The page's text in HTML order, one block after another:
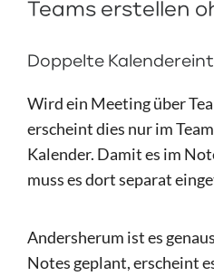
Teams erstellen
Doppelte
Wird ein Meeting über
erscheint dies nur im
Kalender. Damit es im
muss es dort separat
Andersherum ist es
Notes geplant, erscheint